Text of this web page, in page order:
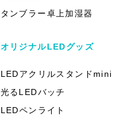
タンブラー卓上加湿器
オリジナルLEDグッズ
LEDアクリルスタンドmini
光るLEDバッチ
LEDペンライト